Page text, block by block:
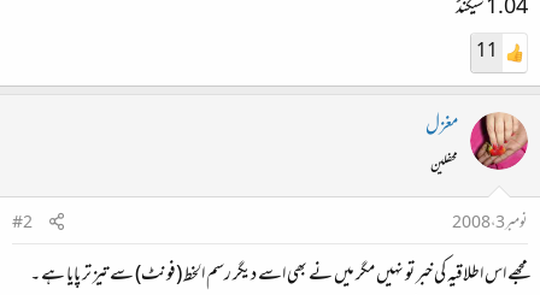
1.04 سیکنڈ‌
11
مغزل
محفلین
نومبر 3، 2008
#2
مجھے اس اطلاقیہ کی خبر تو نہیں مگر میں نے بھی اسے دیگر رسم الخط (فونٹ) سے تیز تر پایا ہے ۔